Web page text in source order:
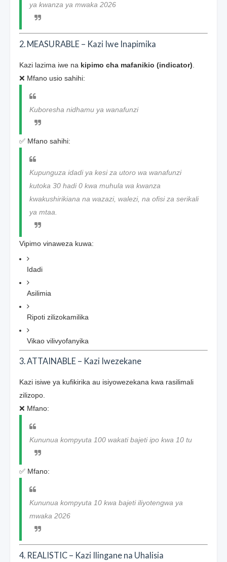
ya kwanza ya mwaka 2026
2. MEASURABLE – Kazi Iwe Inapimika
Kazi lazima iwe na kipimo cha mafanikio (indicator).
❌ Mfano usio sahihi:
Kuboresha nidhamu ya wanafunzi
✅ Mfano sahihi:
Kupunguza idadi ya kesi za utoro wa wanafunzi
kutoka 30 hadi 0 kwa muhula wa kwanza
kwakushirikiana na wazazi, walezi, na ofisi za serikali
ya mtaa.
Vipimo vinaweza kuwa:
Idadi
Asilimia
Ripoti zilizokamilika
Vikao vilivyofanyika
3. ATTAINABLE – Kazi Iwezekane
Kazi isiwe ya kufikirika au isiyowezekana kwa rasilimali
zilizopo.
❌ Mfano:
Kununua kompyuta 100 wakati bajeti ipo kwa 10 tu
✅ Mfano:
Kununua kompyuta 10 kwa bajeti iliyotengwa ya
mwaka 2026
4. REALISTIC – Kazi Ilingane na Uhalisia